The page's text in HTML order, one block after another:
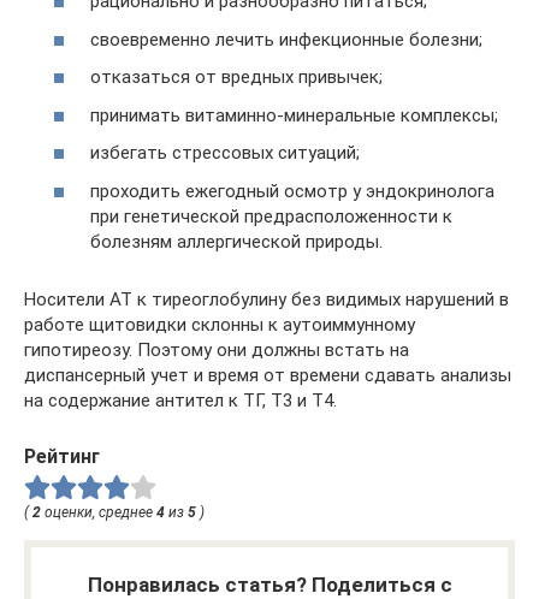
своевременно лечить инфекционные болезни;
отказаться от вредных привычек;
принимать витаминно-минеральные комплексы;
избегать стрессовых ситуаций;
проходить ежегодный осмотр у эндокринолога
при генетической предрасположенности к
болезням аллергической природы.
Носители АТ к тиреоглобулину без видимых нарушений в
работе щитовидки склонны к аутоиммунному
гипотиреозу. Поэтому они должны встать на
диспансерный учет и время от времени сдавать анализы
на содержание антител к ТГ, Т3 и Т4.
Рейтинг
( 2 оценки, среднее 4 из 5 )
Понравилась статья? Поделиться с